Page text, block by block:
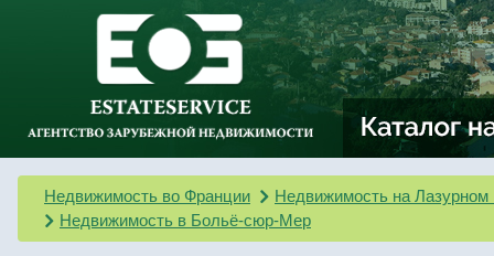
Недвижимость во Франции
Недвижимость на Лазурном
Недвижимость в Больё-сюр-Мер